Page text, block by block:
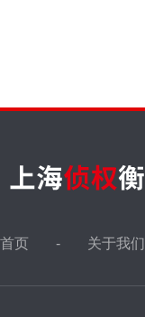
首页 关于我们